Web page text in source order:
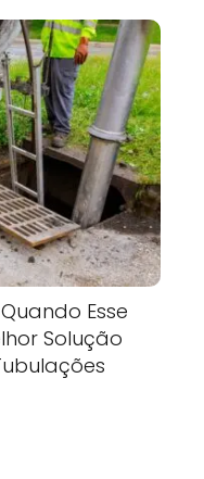
Esse
Solução